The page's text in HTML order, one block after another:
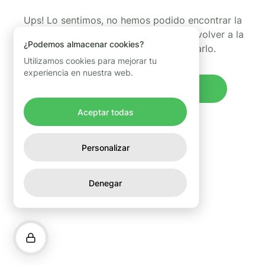
Ups! Lo sentimos, no hemos podido encontrar la
página que estabas buscando. Puedes volver a la
página de inicio y volver a intentarlo.
¿Podemos almacenar cookies?
Utilizamos cookies para mejorar tu
experiencia en nuestra web.
Aceptar todas
Personalizar
Denegar